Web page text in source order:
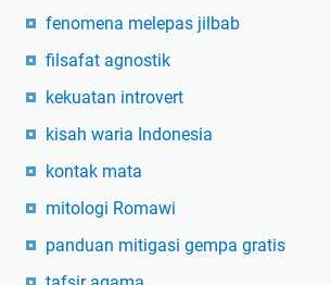
fenomena melepas jilbab
filsafat agnostik
kekuatan introvert
kisah waria Indonesia
kontak mata
mitologi Romawi
panduan mitigasi gempa gratis